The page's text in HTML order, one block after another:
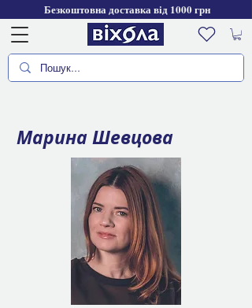
Безкоштовна доставка від 1000 грн
Марина Шевцова